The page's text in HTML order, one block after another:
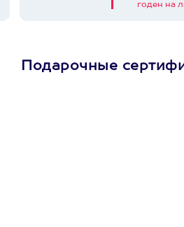
годен на
Подарочные